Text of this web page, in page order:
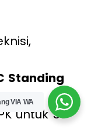
Standing
untuk 50-
VIA WA